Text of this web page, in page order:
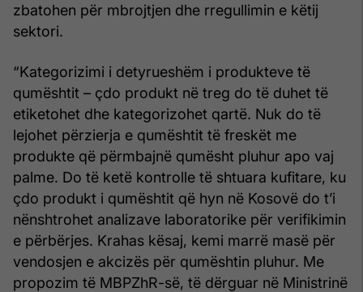
zbatohen për mbrojtjen dhe rregullimin e këtij
sektori.
“Kategorizimi i detyrueshëm i produkteve të
qumështit – çdo produkt në treg do të duhet të
etiketohet dhe kategorizohet qartë. Nuk do të
lejohet përzierja e qumështit të freskët me
produkte që përmbajnë qumësht pluhur apo vaj
palme. Do të ketë kontrolle të shtuara kufitare, ku
çdo produkt i qumështit që hyn në Kosovë do t’i
nënshtrohet analizave laboratorike për verifikimin
e përbërjes. Krahas kësaj, kemi marrë masë për
vendosjen e akcizës për qumështin pluhur. Me
propozim të MBPZhR-së, të dërguar në Ministrinë